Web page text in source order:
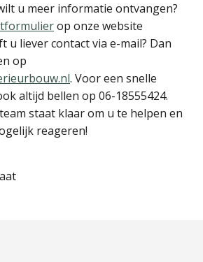
u meer informatie ontvangen?
op onze website
u liever contact via e-mail? Dan
op
. Voor een snelle
altijd bellen op 06-18555424.
staat klaar om u te helpen en
reageren!